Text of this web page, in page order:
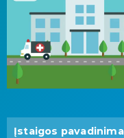
Įstaigos